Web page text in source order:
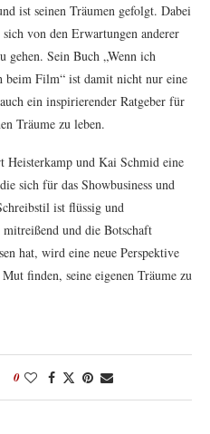
ist seinen Träumen gefolgt. Dabei
von den Erwartungen anderer
gehen. Sein Buch „Wenn ich
beim Film“ ist damit nicht nur eine
ein inspirierender Ratgeber für
Träume zu leben.
Heisterkamp und Kai Schmid eine
sich für das Showbusiness und
ist flüssig und
und die Botschaft
hat, wird eine neue Perspektive
finden, seine eigenen Träume zu
0